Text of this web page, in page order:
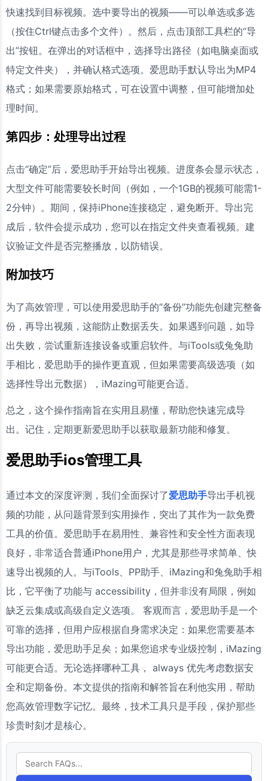
快速找到目标视频。选中要导出的视频——可以单选或多选
（按住Ctrl键点击多个文件）。然后，点击顶部工具栏的“导
出”按钮。在弹出的对话框中，选择导出路径（如电脑桌面或
特定文件夹），并确认格式选项。爱思助手默认导出为MP4
格式；如果需要原始格式，可在设置中调整，但可能增加处
理时间。
第四步：处理导出过程
点击“确定”后，爱思助手开始导出视频。进度条会显示状态，
大型文件可能需要较长时间（例如，一个1GB的视频可能需1-
2分钟）。期间，保持iPhone连接稳定，避免断开。导出完
成后，软件会提示成功，您可以在指定文件夹查看视频。建
议验证文件是否完整播放，以防错误。
附加技巧
为了高效管理，可以使用爱思助手的“备份”功能先创建完整备
份，再导出视频，这能防止数据丢失。如果遇到问题，如导
出失败，尝试重新连接设备或重启软件。与iTools或兔兔助
手相比，爱思助手的操作更直观，但如果需要高级选项（如
选择性导出元数据），iMazing可能更合适。
总之，这个操作指南旨在实用且易懂，帮助您快速完成导
出。记住，定期更新爱思助手以获取最新功能和修复。
爱思助手ios管理工具
通过本文的深度评测，我们全面探讨了爱思助手导出手机视
频的功能，从问题背景到实用操作，突出了其作为一款免费
工具的价值。爱思助手在易用性、兼容性和安全性方面表现
良好，非常适合普通iPhone用户，尤其是那些寻求简单、快
速导出视频的人。与iTools、PP助手、iMazing和兔兔助手相
比，它平衡了功能与 accessibility，但并非没有局限，例如
缺乏云集成或高级自定义选项。 客观而言，爱思助手是一个
可靠的选择，但用户应根据自身需求决定：如果您需要基本
导出功能，爱思助手足矣；如果您追求专业级控制，iMazing
可能更合适。无论选择哪种工具， always 优先考虑数据安
全和定期备份。本文提供的指南和解答旨在利他实用，帮助
您高效管理数字记忆。最终，技术工具只是手段，保护那些
珍贵时刻才是核心。